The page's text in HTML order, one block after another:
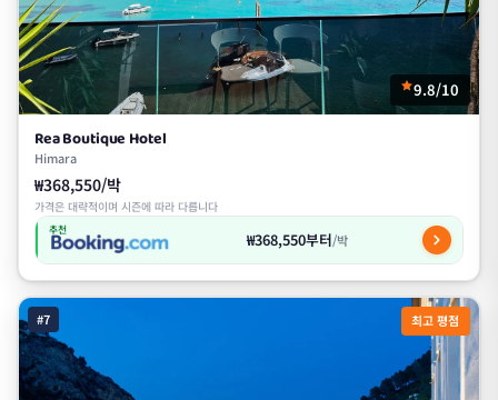
9.8/10
Rea Boutique Hotel
Himara
₩368,550/박
가격은 대략적이며 시즌에 따라 다릅니다
추천 ₩368,550부터/박
#7 최고 평점